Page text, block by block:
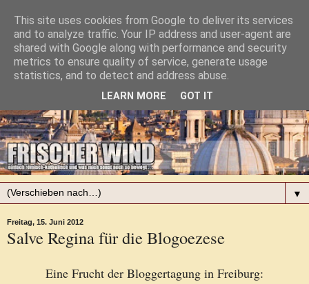
▼
Freitag, 15. Juni 2012
Salve Regina für die Blogoezese
Eine Frucht der Bloggertagung in Freiburg:
This site uses cookies from Google to deliver its services
and to analyze traffic. Your IP address and user-agent are
shared with Google along with performance and security
metrics to ensure quality of service, generate usage
statistics, and to detect and address abuse.
LEARN MORE GOT IT